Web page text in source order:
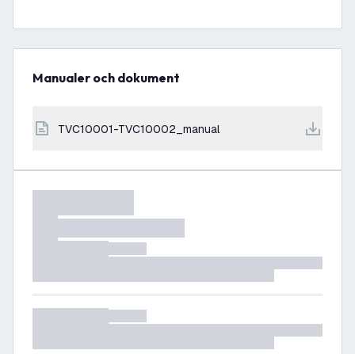
Manualer och dokument
TVC10001-TVC10002_manual